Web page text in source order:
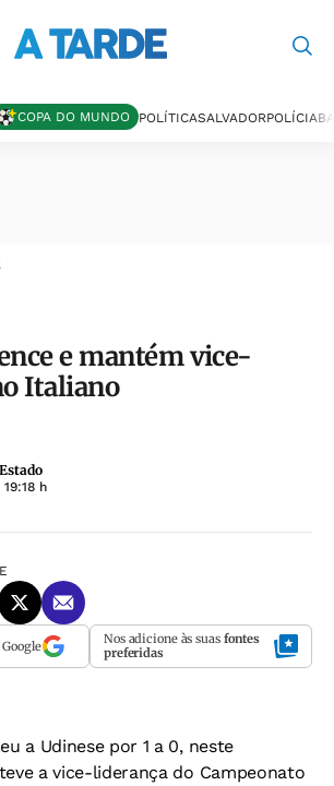
COPA DO MUNDO POLÍTICASALVADORPOLÍCIA
e mantém vice-
Italiano
h
Nos adicione às suas fontes
preferidas
a Udinese por 1 a 0, neste
a vice-liderança do Campeonato